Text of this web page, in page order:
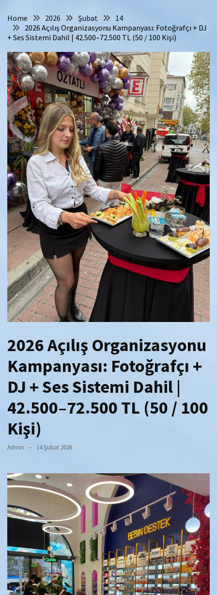
Home 2026 Şubat
14
2026 Açılış Organizasyonu Kampanyası: Fotoğrafçı + DJ
+ Ses Sistemi Dahil | 42.500–72.500 TL (50 / 100 Kişi)
2026 Açılış Organizasyonu
Kampanyası: Fotoğrafçı +
DJ + Ses Sistemi Dahil |
42.500–72.500 TL (50 / 100
Kişi)
Admin 14 Şubat 2026